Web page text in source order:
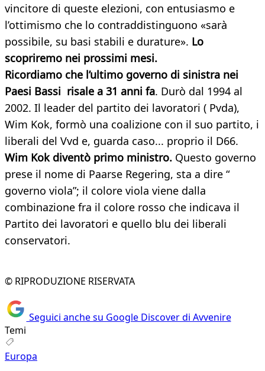
vincitore di queste elezioni, con entusiasmo e
l’ottimismo che lo contraddistinguono «sarà
possibile, su basi stabili e durature». Lo
scopriremo nei prossimi mesi.
Ricordiamo che l’ultimo governo di sinistra nei
Paesi Bassi risale a 31 anni fa. Durò dal 1994 al
2002. Il leader del partito dei lavoratori ( Pvda),
Wim Kok, formò una coalizione con il suo partito, i
liberali del Vvd e, guarda caso... proprio il D66.
Wim Kok diventò primo ministro. Questo governo
prese il nome di Paarse Regering, sta a dire “
governo viola”; il colore viola viene dalla
combinazione fra il colore rosso che indicava il
Partito dei lavoratori e quello blu dei liberali
conservatori.
© RIPRODUZIONE RISERVATA
Seguici anche su Google Discover di Avvenire
Temi
Europa